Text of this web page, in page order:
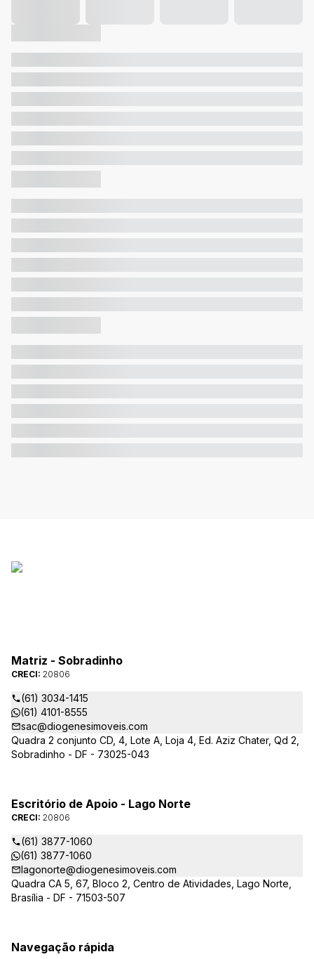
Matriz - Sobradinho
CRECI: 20806
(61) 3034-1415
(61) 4101-8555
sac@diogenesimoveis.com
Quadra 2 conjunto CD, 4, Lote A, Loja 4, Ed. Aziz Chater, Qd 2,
Sobradinho - DF - 73025-043
Escritório de Apoio - Lago Norte
CRECI: 20806
(61) 3877-1060
(61) 3877-1060
lagonorte@diogenesimoveis.com
Quadra CA 5, 67, Bloco 2, Centro de Atividades, Lago Norte,
Brasília - DF - 71503-507
Navegação rápida